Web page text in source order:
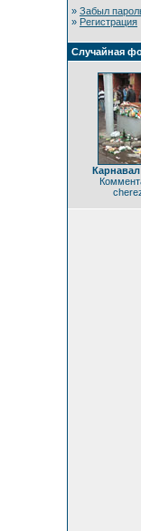
» Забыл
» Регистрация
Случайная
Карнавал